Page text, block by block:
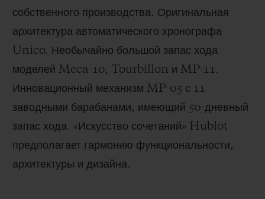
собственного производства. Оригинальная
архитектура автоматического хронографа
Unico. Необычайно большой запас хода
моделей Meca-10, Tourbillon и MP-11.
Инновационный механизм MP-05 с 11
заводными барабанами, имеющий 50-дневный
запас хода. «Искусство сочетаний» Hublot
предполагает гармонию функциональности,
архитектуры и дизайна.